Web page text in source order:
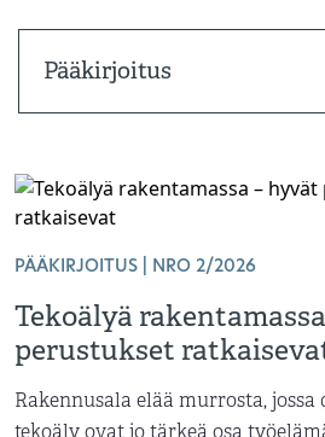
PÄÄKIRJOITUS | NRO 2/2026
Tekoälyä
perustukset
Rakennusala elää murrosta,
tekoäly ovat jo tärkeä osa